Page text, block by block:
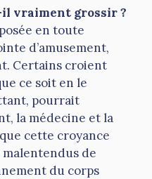
vraiment grossir ?
en toute
d’amusement,
Certains croient
ce soit en le
pourrait
la médecine et la
cette croyance
de
du corps